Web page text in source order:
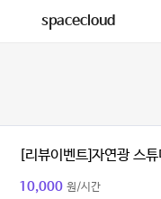
spacecloud
[리뷰이벤트]자연광 스
10,000 원/시간